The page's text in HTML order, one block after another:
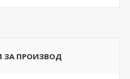
ЗА ПРОИЗВОД